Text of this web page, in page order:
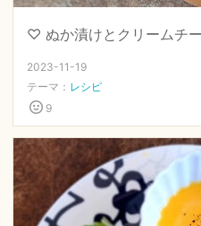
2023-11-19
テーマ： レシピ
9